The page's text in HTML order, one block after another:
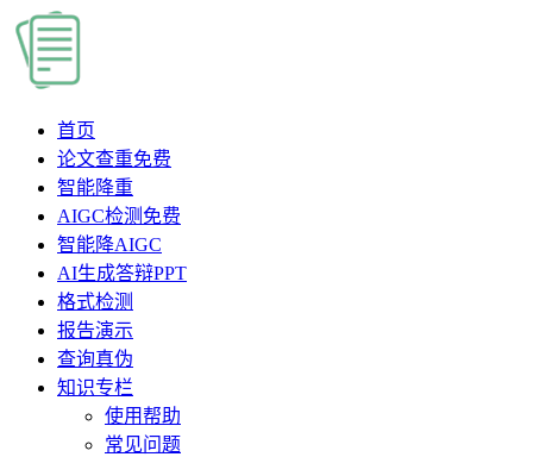
首页
论文查重免费
智能降重
AIGC检测 免费
智能降AIGC
AI生成答辩PPT
格式检测
报告演示
查询真伪
知识专栏
使用帮助
常见问题